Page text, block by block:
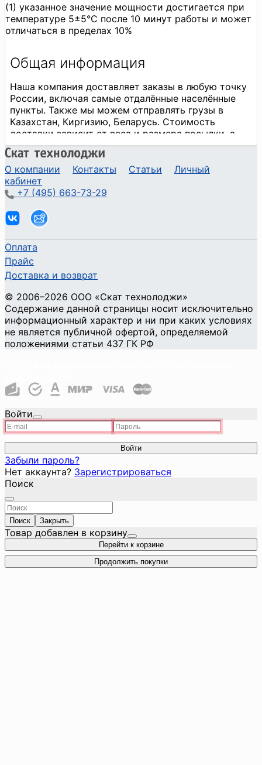
(1) указанное значение мощности достигается при
температуре 5±5°С после 10 минут работы и может
отличаться в пределах 10%
О компании Контакты Статьи
Личный
кабинет
+7 (495) 663-73-29
Оплата
Прайс
Доставка и возврат
© 2006–2026 ООО «Скат технолоджи»
Содержание данной страницы носит исключительно
информационный характер и ни при каких условиях
не является публичной офертой, определяемой
положениями статьи 437 ГК РФ
Войти
Войти
Забыли пароль?
Нет аккаунта? Зарегистрироваться
Поиск
Поиск Закрыть
Товар добавлен в корзину
Перейти к корзине
Продолжить покупки